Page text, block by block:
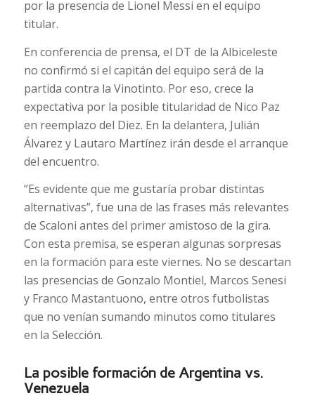
por la presencia de Lionel Messi en el equipo
titular.
En conferencia de prensa, el DT de la Albiceleste
no confirmó si el capitán del equipo será de la
partida contra la Vinotinto. Por eso, crece la
expectativa por la posible titularidad de Nico Paz
en reemplazo del Diez. En la delantera, Julián
Álvarez y Lautaro Martínez irán desde el arranque
del encuentro.
“Es evidente que me gustaría probar distintas
alternativas”, fue una de las frases más relevantes
de Scaloni antes del primer amistoso de la gira.
Con esta premisa, se esperan algunas sorpresas
en la formación para este viernes. No se descartan
las presencias de Gonzalo Montiel, Marcos Senesi
y Franco Mastantuono, entre otros futbolistas
que no venían sumando minutos como titulares
en la Selección.
La posible formación de Argentina vs.
Venezuela